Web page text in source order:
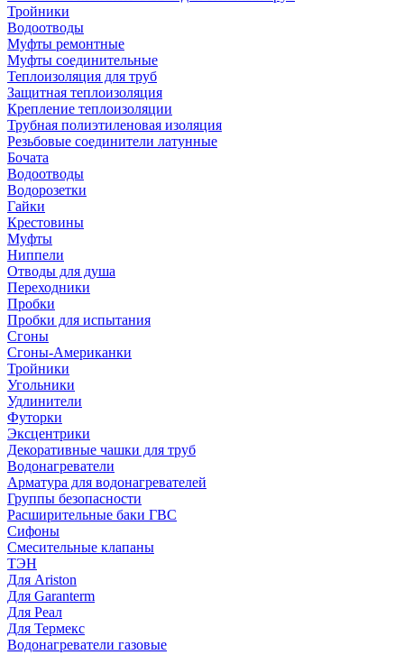
Тройники
Водоотводы
Муфты ремонтные
Муфты соединительные
Теплоизоляция для труб
Защитная теплоизоляция
Крепление теплоизоляции
Трубная полиэтиленовая изоляция
Резьбовые соединители латунные
Бочата
Водоотводы
Водорозетки
Гайки
Крестовины
Муфты
Ниппели
Отводы для душа
Переходники
Пробки
Пробки для испытания
Сгоны
Сгоны-Американки
Тройники
Угольники
Удлинители
Футорки
Эксцентрики
Декоративные чашки для труб
Водонагреватели
Арматура для водонагревателей
Группы безопасности
Расширительные баки ГВС
Сифоны
Смесительные клапаны
ТЭН
Для Ariston
Для Garanterm
Для Реал
Для Термекс
Водонагреватели газовые